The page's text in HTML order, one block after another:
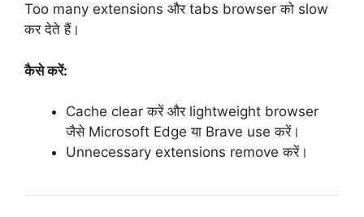
Too many extensions और tabs browser को slow
कर देते हैं।
कैसे करें:
Cache clear करें और lightweight browser
जैसे Microsoft Edge या Brave use करें।
Unnecessary extensions remove करें।